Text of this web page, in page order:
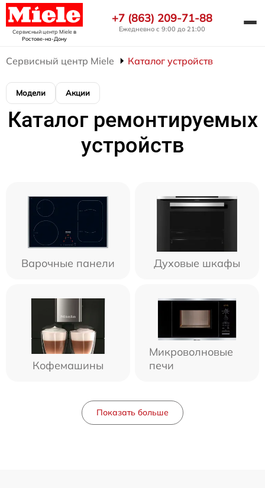
Сервисный центр Mieleв
Ростове-на-Дону
+7 (863) 209-71-88
Ежедневно с 9:00 до 21:00
Сервисный центр Miele Каталог устройств
Модели Акции
Каталог ремонтируемых
устройств
Варочные панели Духовые шкафы
Кофемашины
Микроволновые
печи
Показать больше